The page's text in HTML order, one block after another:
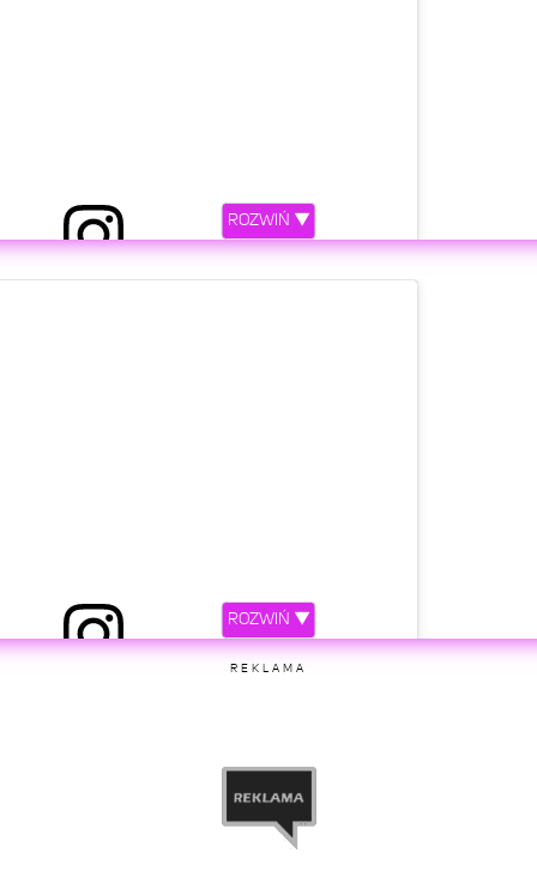
przez Marta F 🌸 (@marczi_tka)
przez Marta F 🌸 (@marczi_tka)
ROZWIŃ ▼
ROZWIŃ ▼
REKLAMA